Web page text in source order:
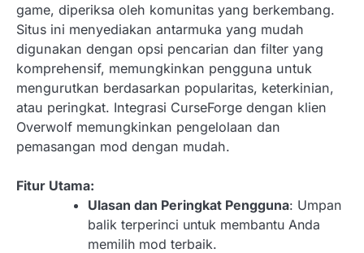
game, diperiksa oleh komunitas yang berkembang.
Situs ini menyediakan antarmuka yang mudah
digunakan dengan opsi pencarian dan filter yang
komprehensif, memungkinkan pengguna untuk
mengurutkan berdasarkan popularitas, keterkinian,
atau peringkat. Integrasi CurseForge dengan klien
Overwolf memungkinkan pengelolaan dan
pemasangan mod dengan mudah.
Fitur Utama:
Ulasan dan Peringkat Pengguna: Umpan
balik terperinci untuk membantu Anda
memilih mod terbaik.